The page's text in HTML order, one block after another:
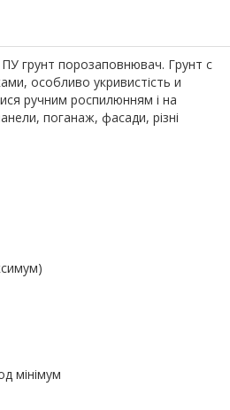
грунт порозаповнювач. Грунт с
особливо укривистість и
ручним роспилюнням і на
поганаж, фасади, різні
мінімум